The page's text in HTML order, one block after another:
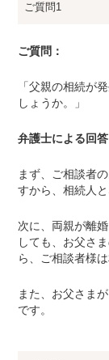
ご質問1
ご質問：
「父親の相続が
しょうか。」
弁護士による回答
まず、ご相談者
すから、相続人と
次に、両親が離
しても、お父さ
ら、ご相談者様
また、お父さま
です。